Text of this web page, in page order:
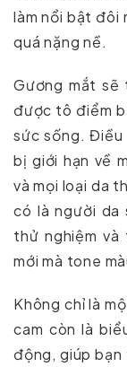
làm nổi bật đôi
quá nặng nề.
Gương mắt sẽ
được tô điểm
sức sống. Điều
bị giới hạn về
và mọi loại da
có là người da
thử nghiệm
mới mà tone
Không chỉ là
cam còn là
động, giúp